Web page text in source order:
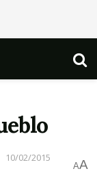
10/02/2015
AA